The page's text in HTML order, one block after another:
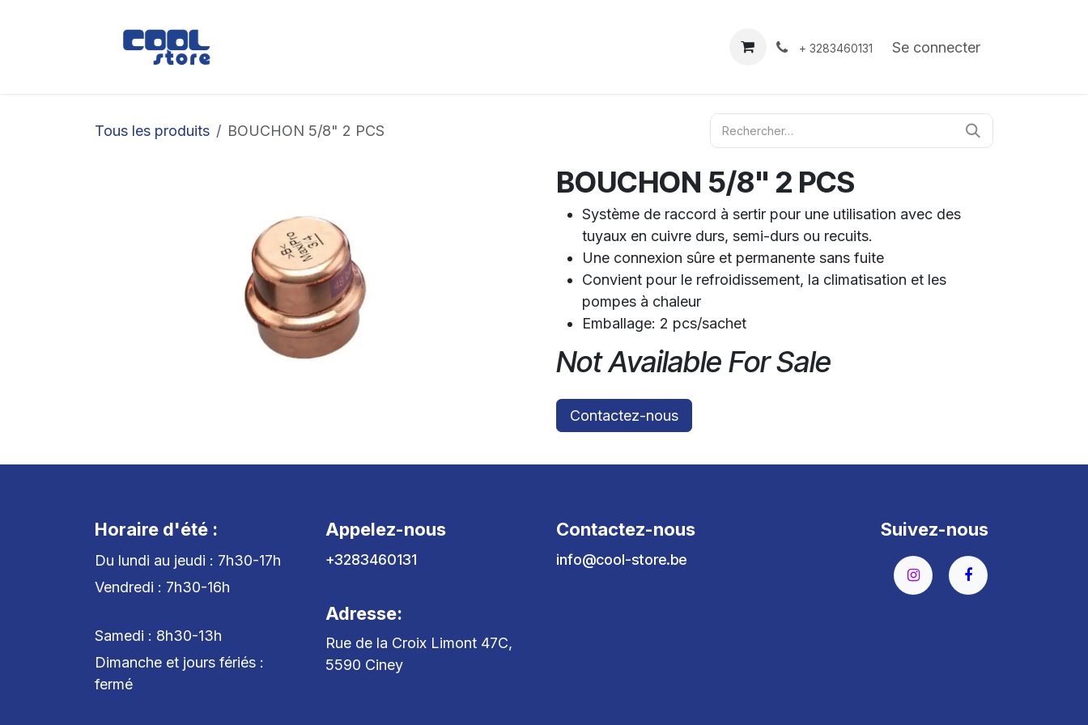
À propos Contact
+ 3283460131 Se connecter
Tous les produits BOUCHON 5/8" 2 PCS
BOUCHON 5/8" 2 PCS
Système de raccord à sertir pour une utilisation avec des
tuyaux en cuivre durs, semi-durs ou recuits.
Une connexion sûre et permanente sans fuite
Convient pour le refroidissement, la climatisation et les
pompes à chaleur
Emballage: 2 pcs/sachet
Not Available For Sale
Contactez-nous
Horaire d'été :
Du lundi au jeudi : 7h30-17h
Vendredi : 7h30-16h
Samedi : 8h30-13h
Dimanche et jours fériés :
fermé
Appelez-nous
+3283460131
Adresse:
Rue de la Croix Limont 47C,
5590 Ciney
Contactez-nous
info@cool-store.be
Suivez-nous